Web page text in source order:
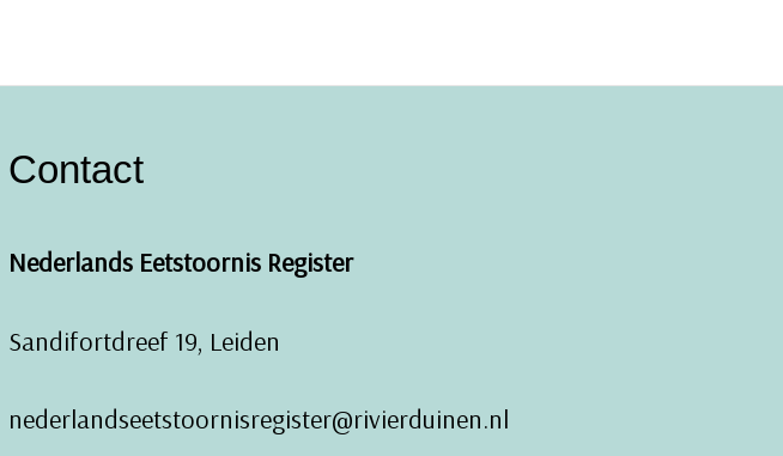
Contact
Nederlands Eetstoornis Register
Sandifortdreef 19, Leiden
nederlandseetstoornisregister@rivierduinen.nl